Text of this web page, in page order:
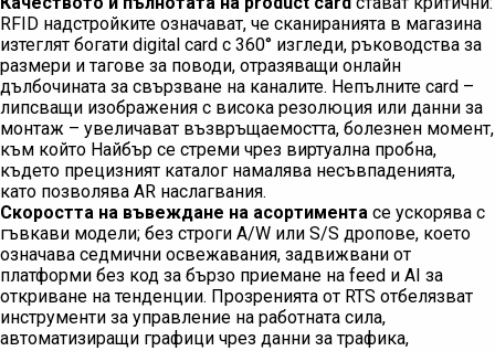
RFID надстройките означават, че сканиранията в магазина
изтеглят богати digital card с 360° изгледи, ръководства за
размери и тагове за поводи, отразяващи онлайн
дълбочината за свързване на каналите. Непълните card –
липсващи изображения с висока резолюция или данни за
монтаж – увеличават възвръщаемостта, болезнен момент,
към който Найбър се стреми чрез виртуална пробна,
където прецизният каталог намалява несъвпаденията,
като позволява AR наслагвания.
Скоростта на въвеждане на асортимента се ускорява с
гъвкави модели; без строги A/W или S/S дропове, което
означава седмични освежавания, задвижвани от
платформи без код за бързо приемане на feed и AI за
откриване на тенденции. Прозренията от RTS отбелязват
инструменти за управление на работната сила,
автоматизиращи графици чрез данни за трафика,